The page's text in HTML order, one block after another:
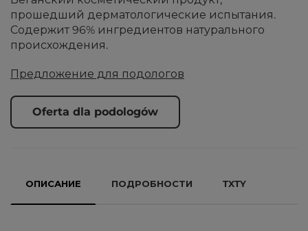
прошедший дерматологические испытания.
Содержит 96% ингредиентов натурального
происхождения.
Предложение для подологов
Oferta dla podologów
ОПИСАНИЕ ПОДРОБНОСТИ TXTY